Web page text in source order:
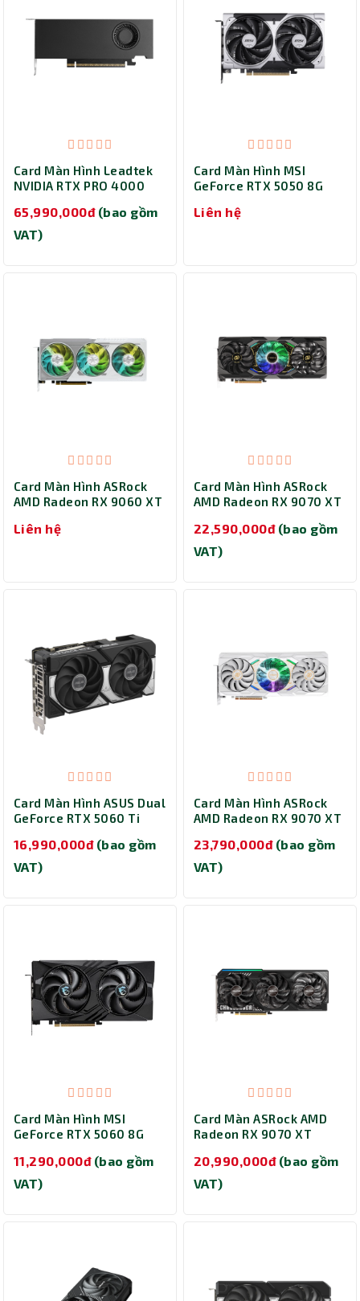
Card Màn Hình Leadtek
NVIDIA RTX PRO 4000
65,990,000đ (bao gồm
VAT)
Card Màn Hình MSI
GeForce RTX 5050 8G
Liên hệ
Card Màn Hình ASRock
AMD Radeon RX 9060 XT
(X9060XT SL 16GO)
Liên hệ
Card Màn Hình ASRock
AMD Radeon RX 9070 XT
(RX9070XT TC 16GO)
22,590,000đ (bao gồm
VAT)
Card Màn Hình ASUS Dual
GeForce RTX 5060 Ti
(DUAL-RTX5060TI-O16G)
16,990,000đ (bao gồm
VAT)
Card Màn Hình ASRock
AMD Radeon RX 9070 XT
(RX9070XT TCW 16GO)
23,790,000đ (bao gồm
VAT)
Card Màn Hình MSI
GeForce RTX 5060 8G
11,290,000đ (bao gồm
VAT)
Card Màn ASRock AMD
Radeon RX 9070 XT
(RX9070XT CL 16G)
20,990,000đ (bao gồm
VAT)